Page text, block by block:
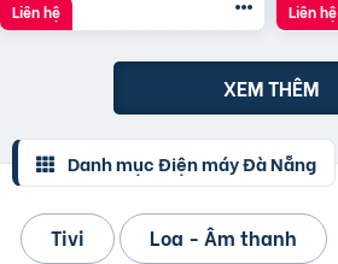
Liên hệ Liên hệ
XEM THÊM
Danh mục Điện máy Đà Nẵng
Tivi
Loa - Âm thanh